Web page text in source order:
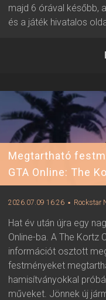
majd 6 órával később,
és a játék hivatalos
2026.08.06 15:21 ▪
Megtartható
GTA Online: The
2026.07.09 16:26 ▪ Rockstar
Hat év után újra egy
Online-ba. A The Kortz
információt osztott
festményeket
hamisítványokkal
műveket. Jönnek új